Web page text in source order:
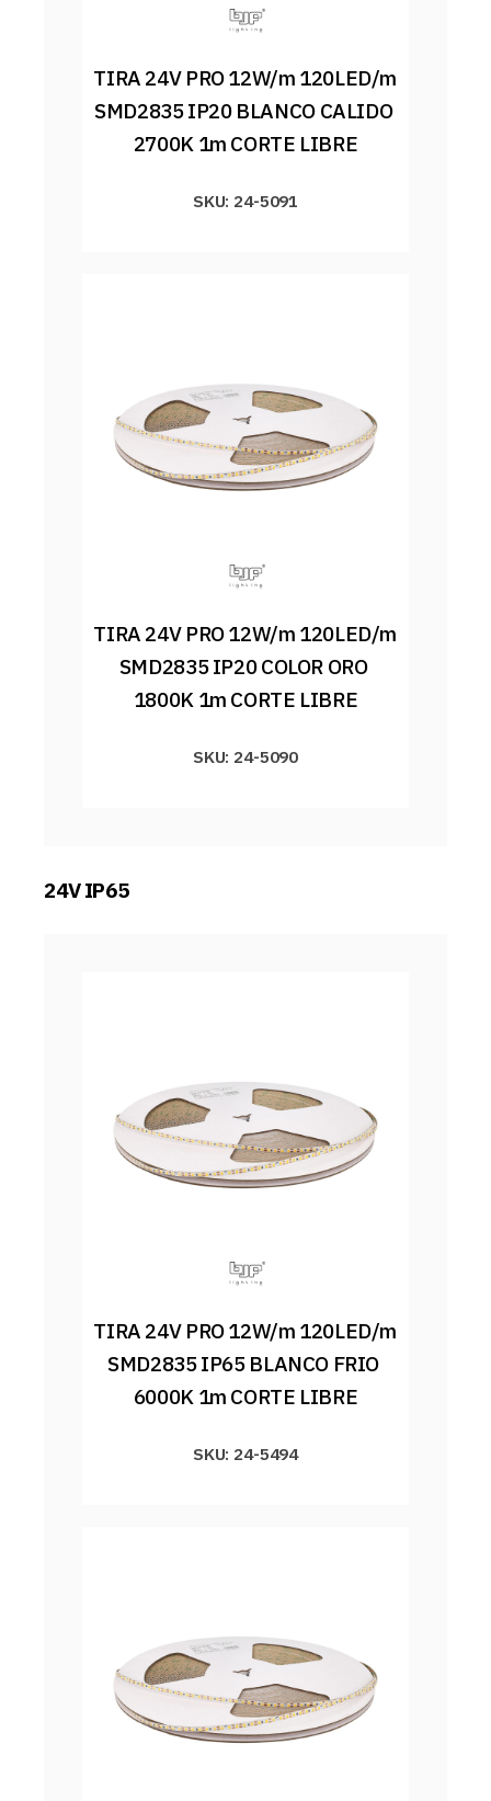
TIRA 24V PRO 12W/m 120LED/m
SMD2835 IP20 BLANCO CALIDO
2700K 1m CORTE LIBRE
SKU: 24-5091
TIRA 24V PRO 12W/m 120LED/m
SMD2835 IP20 COLOR ORO
1800K 1m CORTE LIBRE
SKU: 24-5090
24V IP65
TIRA 24V PRO 12W/m 120LED/m
SMD2835 IP65 BLANCO FRIO
6000K 1m CORTE LIBRE
SKU: 24-5494